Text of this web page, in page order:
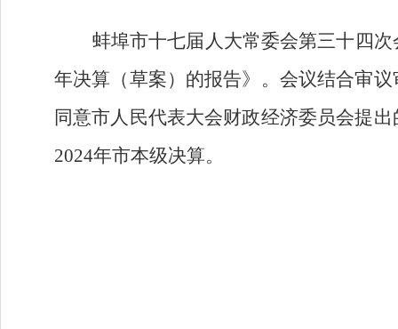
蚌埠市十七届人大常委会第三十四
年决算（草案）的报告》。会议结合审
同意市人民代表大会财政经济委员会提
2024年市本级决算。